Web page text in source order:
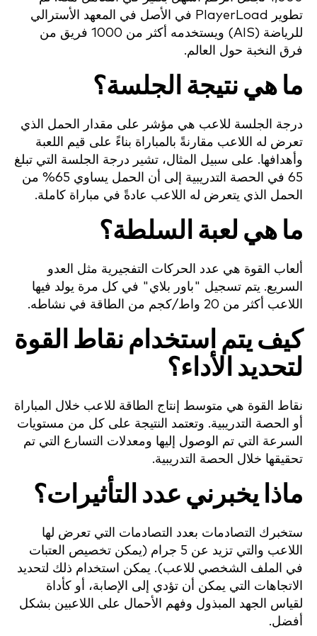
تطوير PlayerLoad في الأصل في المعهد الأسترالي
للرياضة (AIS) ويستخدمه أكثر من 1000 فريق من
فرق النخبة حول العالم.
ما هي نتيجة الجلسة؟
درجة الجلسة للاعب هي مؤشر على مقدار الحمل الذي
تعرض له اللاعب مقارنةً بالمباراة بناءً على قيم اللعبة
وأهدافها. على سبيل المثال، تشير درجة الجلسة التي تبلغ
65 في الحصة التدريبية إلى أن الحمل يساوي 65% من
الحمل الذي يتعرض له اللاعب عادةً في مباراة كاملة.
ما هي لعبة السلطة؟
ألعاب القوة هي عدد الحركات التفجيرية مثل العدو
السريع. يتم تسجيل "باور بلاي" في كل مرة يولد فيها
اللاعب أكثر من 20 واط/كجم من الطاقة في نشاطه.
كيف يتم استخدام نقاط القوة
لتحديد الأداء؟
نقاط القوة هي متوسط إنتاج الطاقة للاعب خلال المباراة
أو الحصة التدريبية. وتعتمد النتيجة على كل من مستويات
السرعة التي تم الوصول إليها ومعدلات التسارع التي تم
تحقيقها خلال الحصة التدريبية.
ماذا يخبرني عدد التأثيرات؟
ستخبرك التصادمات بعدد التصادمات التي تعرض لها
اللاعب والتي تزيد عن 5 جرام (يمكن تخصيص العتبات
في الملف الشخصي للاعب). يمكن استخدام ذلك لتحديد
الاتجاهات التي يمكن أن تؤدي إلى الإصابة، أو كأداة
لقياس الجهد المبذول وفهم الأحمال على اللاعبين بشكل
أفضل.